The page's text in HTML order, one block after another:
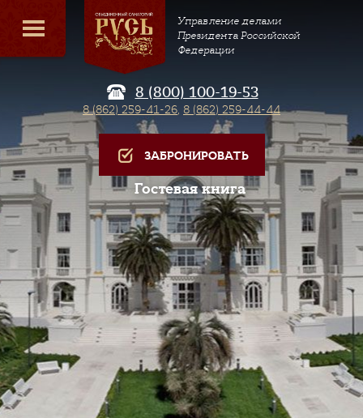
Управление делами
Президента Российской
Федерации
8 (800) 100-19-53
8 (862) 259-41-26, 8 (862) 259-44-44
ЗАБРОНИРОВАТЬ
Гостевая книга